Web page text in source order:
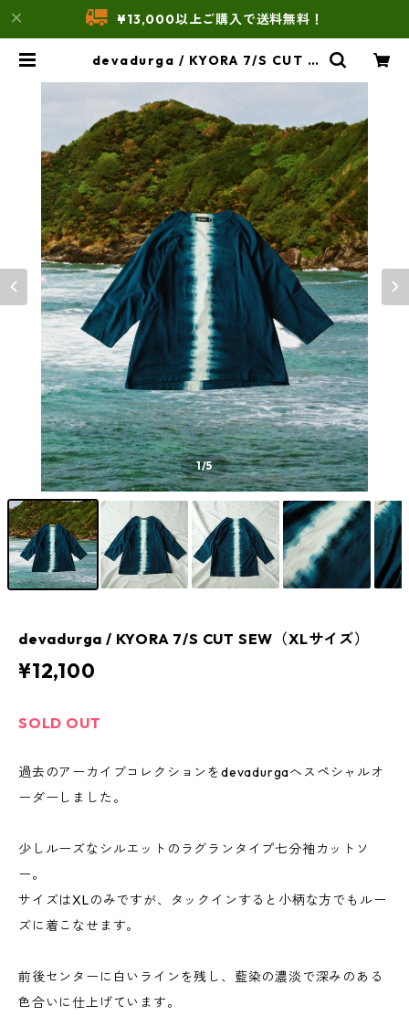
¥13,000以上ご購入で送料無料！
devadurga / KYORA 7/S CUT S
1/5
devadurga / KYORA 7/S CUT SEW（XLサイズ）
¥12,100
SOLD OUT
過去のアーカイブコレクションをdevadurgaへスペシャルオ
ーダーしました。
少しルーズなシルエットのラグランタイプ七分袖カットソ
ー。
サイズはXLのみですが、タックインすると小柄な方でもルー
ズに着こなせます。
前後センターに白いラインを残し、藍染の濃淡で深みのある
色合いに仕上げています。